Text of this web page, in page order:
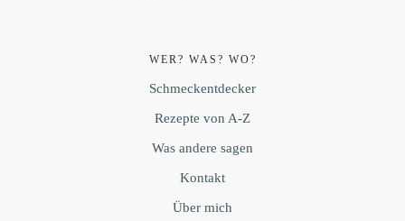
WER? WAS? WO?
Schmeckentdecker
Rezepte von A-Z
Was andere sagen
Kontakt
Über mich